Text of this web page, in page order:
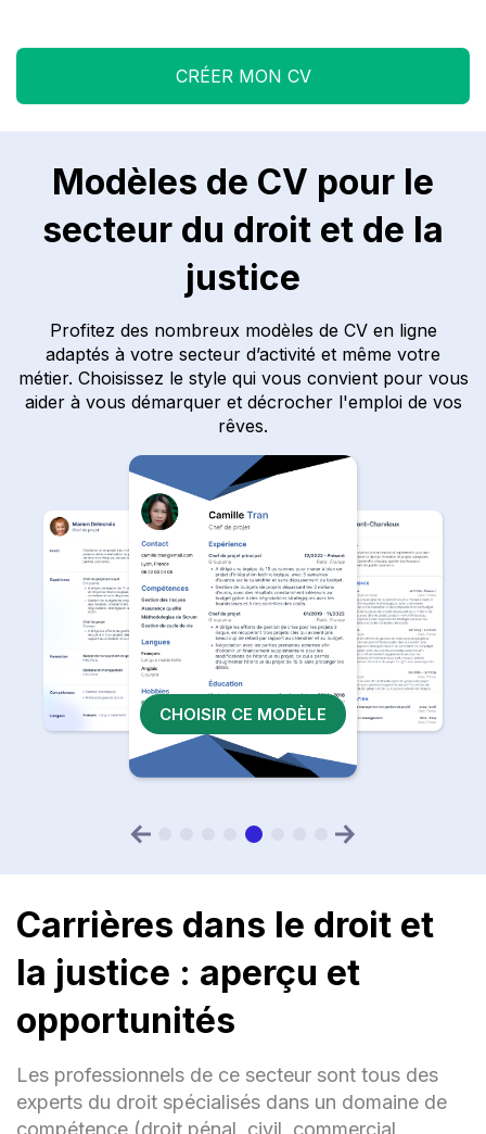
CRÉER MON CV
Modèles de CV pour le
secteur du droit et de la
justice
Profitez des nombreux modèles de CV en ligne
adaptés à votre secteur d’activité et même votre
métier. Choisissez le style qui vous convient pour vous
aider à vous démarquer et décrocher l'emploi de vos
rêves.
CHOISIR CE MODÈLE
Carrières dans le droit et
la justice : aperçu et
opportunités
Les professionnels de ce secteur sont tous des
experts du droit spécialisés dans un domaine de
compétence (droit pénal, civil, commercial,